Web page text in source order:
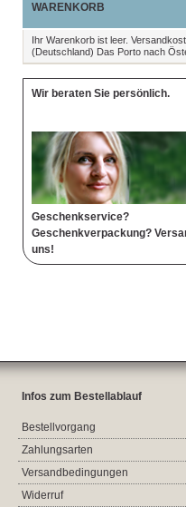
WARENKORB
Ihr Warenkorb ist leer.
(Deutschland) Das Porto nach
Wir beraten Sie persönlich.
Geschenkservice?
Geschenkverpackung?
uns!
Infos zum Bestellablauf
Bestellvorgang
Zahlungsarten
Versandbedingungen
Widerruf